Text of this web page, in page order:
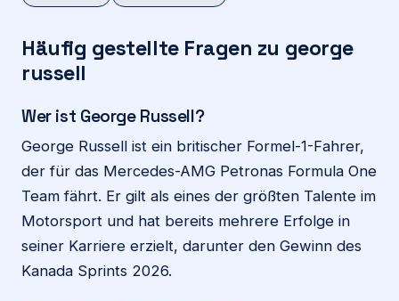
Häufig gestellte Fragen zu george
russell
Wer ist George Russell?
George Russell ist ein britischer Formel-1-Fahrer,
der für das Mercedes-AMG Petronas Formula One
Team fährt. Er gilt als eines der größten Talente im
Motorsport und hat bereits mehrere Erfolge in
seiner Karriere erzielt, darunter den Gewinn des
Kanada Sprints 2026.